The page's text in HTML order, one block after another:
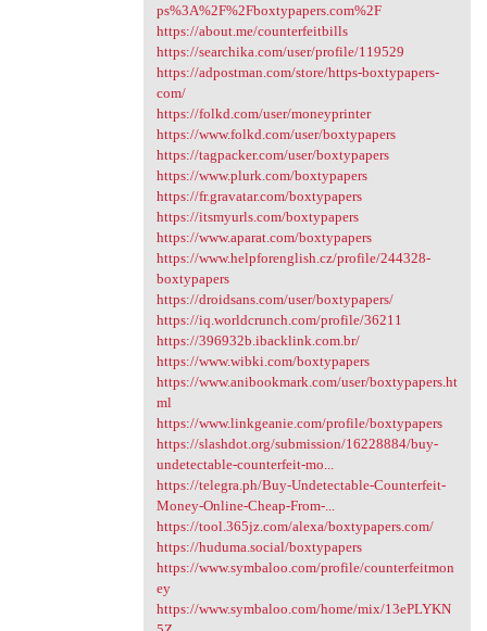
ps%3A%2F%2Fboxtypapers.com%2F
https://about.me/counterfeitbills
https://searchika.com/user/profile/119529
https://adpostman.com/store/https-boxtypapers-
com/
https://folkd.com/user/moneyprinter
https://www.folkd.com/user/boxtypapers
https://tagpacker.com/user/boxtypapers
https://www.plurk.com/boxtypapers
https://fr.gravatar.com/boxtypapers
https://itsmyurls.com/boxtypapers
https://www.aparat.com/boxtypapers
https://www.helpforenglish.cz/profile/244328-
boxtypapers
https://droidsans.com/user/boxtypapers/
https://iq.worldcrunch.com/profile/36211
https://396932b.ibacklink.com.br/
https://www.wibki.com/boxtypapers
https://www.anibookmark.com/user/boxtypapers.ht
ml
https://www.linkgeanie.com/profile/boxtypapers
https://slashdot.org/submission/16228884/buy-
undetectable-counterfeit-mo...
https://telegra.ph/Buy-Undetectable-Counterfeit-
Money-Online-Cheap-From-...
https://tool.365jz.com/alexa/boxtypapers.com/
https://huduma.social/boxtypapers
https://www.symbaloo.com/profile/counterfeitmon
ey
https://www.symbaloo.com/home/mix/13ePLYKN